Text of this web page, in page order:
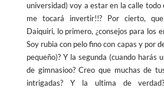
universidad) voy a estar en la calle
me tocará invertir!!? Por cierto,
Daiquiri, lo primero, ¿consejos para los
Soy rubia con pelo fino con capas y por
pequeño)? Y la segunda (cuando harás
de gimnasioo? Creo que muchas de
intrigadas? Y la ultima de